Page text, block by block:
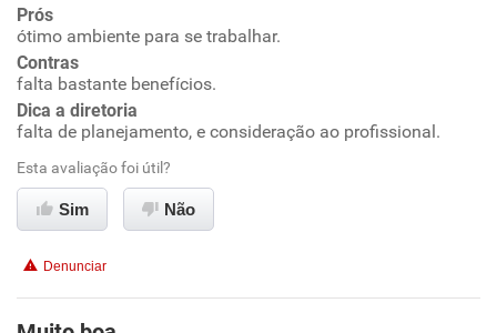
Ambiente de trabalho
Conciliação com a vida familiar
Benefícios
Recomenda esta empresa
Não recomenda a diretoria
Prós
ótimo ambiente para se trabalhar.
Contras
falta bastante benefícios.
Dica a diretoria
falta de planejamento, e consideração ao profissional.
Esta avaliação foi útil?
Sim Não
Denunciar